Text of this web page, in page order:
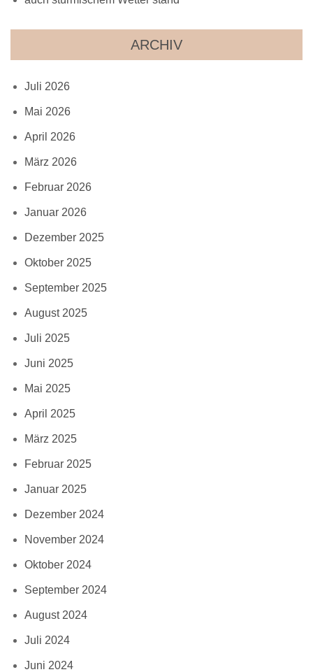
ARCHIV
Juli 2026
Mai 2026
April 2026
März 2026
Februar 2026
Januar 2026
Dezember 2025
Oktober 2025
September 2025
August 2025
Juli 2025
Juni 2025
Mai 2025
April 2025
März 2025
Februar 2025
Januar 2025
Dezember 2024
November 2024
Oktober 2024
September 2024
August 2024
Juli 2024
Juni 2024